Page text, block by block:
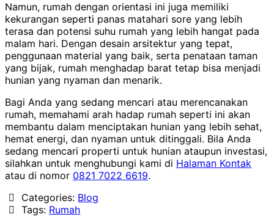
Namun, rumah dengan orientasi ini juga memiliki
kekurangan seperti panas matahari sore yang lebih
terasa dan potensi suhu rumah yang lebih hangat pada
malam hari. Dengan desain arsitektur yang tepat,
penggunaan material yang baik, serta penataan taman
yang bijak, rumah menghadap barat tetap bisa menjadi
hunian yang nyaman dan menarik.
Bagi Anda yang sedang mencari atau merencanakan
rumah, memahami arah hadap rumah seperti ini akan
membantu dalam menciptakan hunian yang lebih sehat,
hemat energi, dan nyaman untuk ditinggali. Bila Anda
sedang mencari properti untuk hunian ataupun investasi,
silahkan untuk menghubungi kami di Halaman Kontak
atau di nomor 0821 7022 6619.
Categories: Blog
Tags: Rumah